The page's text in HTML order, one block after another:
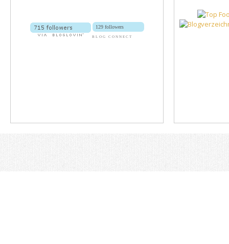
129 followers
BLOG CONNECT